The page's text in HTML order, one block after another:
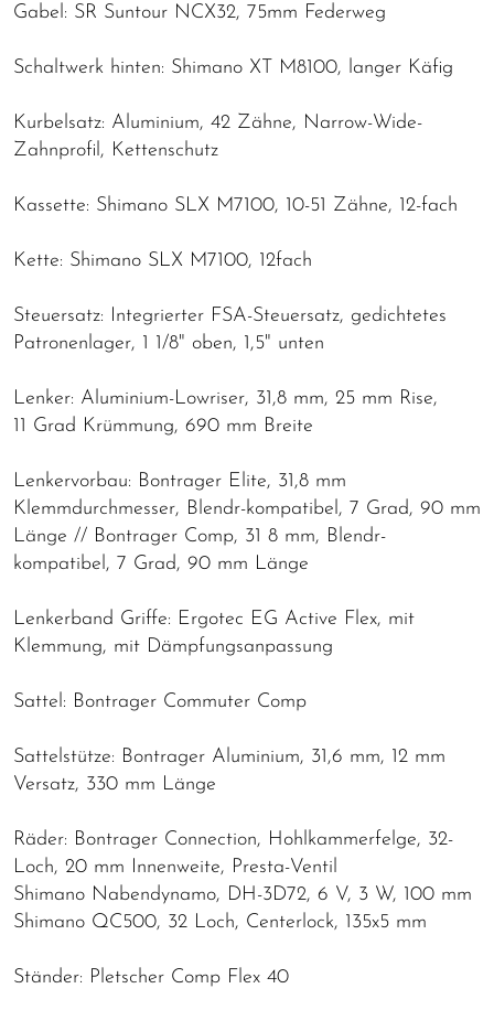
Gabel: SR Suntour NCX32, 75mm Federweg
Schaltwerk hinten: Shimano XT M8100, langer Käfig
Kurbelsatz: Aluminium, 42 Zähne, Narrow-Wide-
Zahnprofil, Kettenschutz
Kassette: Shimano SLX M7100, 10-51 Zähne, 12-fach
Kette: Shimano SLX M7100, 12fach
Steuersatz: Integrierter FSA-Steuersatz, gedichtetes
Patronenlager, 1 1/8" oben, 1,5" unten
Lenker: Aluminium-Lowriser, 31,8 mm, 25 mm Rise,
11 Grad Krümmung, 690 mm Breite
Lenkervorbau: Bontrager Elite, 31,8 mm
Klemmdurchmesser, Blendr-kompatibel, 7 Grad, 90 mm
Länge // Bontrager Comp, 31 8 mm, Blendr-
kompatibel, 7 Grad, 90 mm Länge
Lenkerband Griffe: Ergotec EG Active Flex, mit
Klemmung, mit Dämpfungsanpassung
Sattel: Bontrager Commuter Comp
Sattelstütze: Bontrager Aluminium, 31,6 mm, 12 mm
Versatz, 330 mm Länge
Räder: Bontrager Connection, Hohlkammerfelge, 32-
Loch, 20 mm Innenweite, Presta-Ventil
Shimano Nabendynamo, DH-3D72, 6 V, 3 W, 100 mm
Shimano QC500, 32 Loch, Centerlock, 135x5 mm
Ständer: Pletscher Comp Flex 40